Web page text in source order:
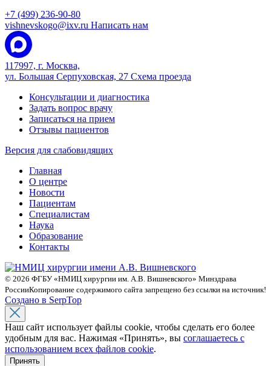
+7 (499) 236-90-80
vishnevskogo@ixv.ru Написать нам
117997, г. Москва,
ул. Большая Серпуховская, 27 Схема проезда
Консультации и диагностика
Задать вопрос врачу
Записаться на прием
Отзывы пациентов
Версия для слабовидящих
Главная
О центре
Новости
Пациентам
Специалистам
Наука
Образование
Контакты
© 2026 ФГБУ «НМИЦ хирургии им. А.В. Вишневского» Минздрава
РоссииКопирование содержимого сайта запрещено без ссылки на источник!
Создано в SerpTop
Наш сайт использует файлы cookie, чтобы сделать его более
удобным для вас. Нажимая «Принять», вы соглашаетесь с
использованием всех файлов cookie.
Принять